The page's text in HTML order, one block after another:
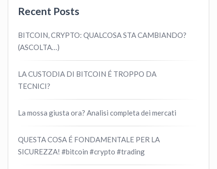
Recent Posts
BITCOIN, CRYPTO: QUALCOSA STA CAMBIANDO?
(ASCOLTA…)
LA CUSTODIA DI BITCOIN É TROPPO DA
TECNICI?
La mossa giusta ora? Analisi completa dei mercati
QUESTA COSA É FONDAMENTALE PER LA
SICUREZZA! #bitcoin #crypto #trading